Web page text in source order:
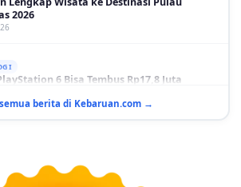
2026
6 Bisa Tembus Rp17,8 Juta
berita di Kebaruan.com →